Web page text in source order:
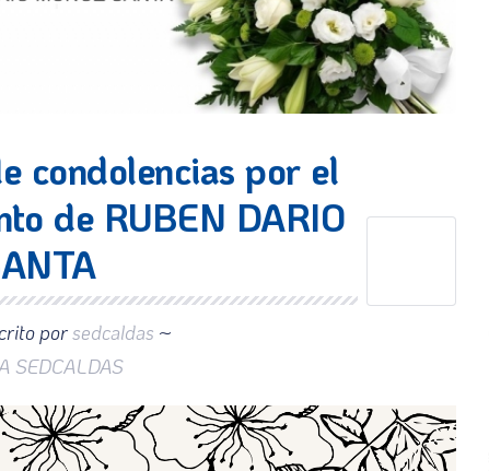
condolencias por el
de RUBEN DARIO
porsedcaldas ~
SEDCALDAS